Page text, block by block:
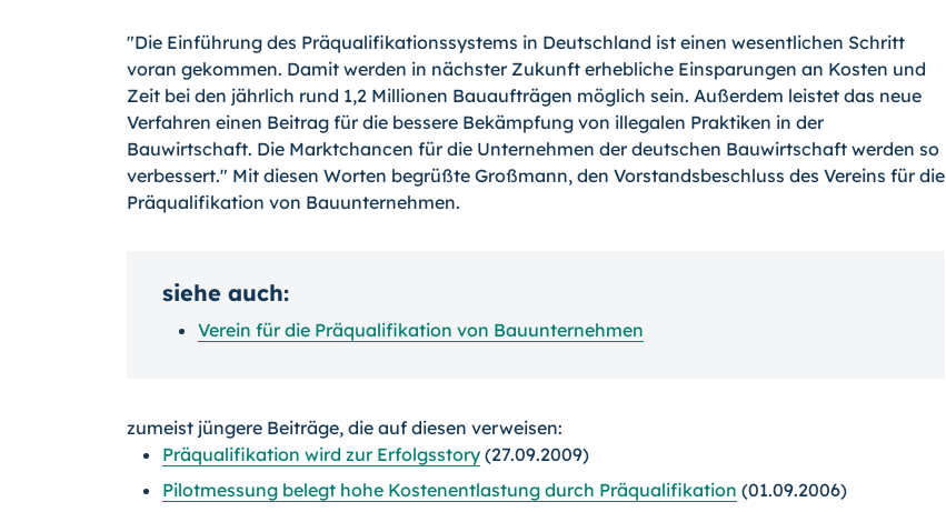
"Die Einführung des Präqualifikationssystems in Deutschland ist einen wesentlichen Schritt
voran gekommen. Damit werden in nächster Zukunft erhebliche Einsparungen an Kosten und
Zeit bei den jährlich rund 1,2 Millionen Bauaufträgen möglich sein. Außerdem leistet das neue
Verfahren einen Beitrag für die bessere Bekämpfung von illegalen Praktiken in der
Bauwirtschaft. Die Marktchancen für die Unternehmen der deutschen Bauwirtschaft werden so
verbessert." Mit diesen Worten begrüßte Großmann, den Vorstandsbeschluss des Vereins für die
Präqualifikation von Bauunternehmen.
siehe auch:
Verein für die Präqualifikation von Bauunternehmen
zumeist jüngere Beiträge, die auf diesen verweisen:
Präqualifikation wird zur Erfolgsstory (27.09.2009)
Pilotmessung belegt hohe Kostenentlastung durch Präqualifikation (01.09.2006)